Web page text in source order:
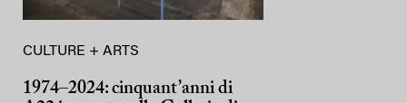
CULTURE + ARTS
1974–2024: cinquant’anni di